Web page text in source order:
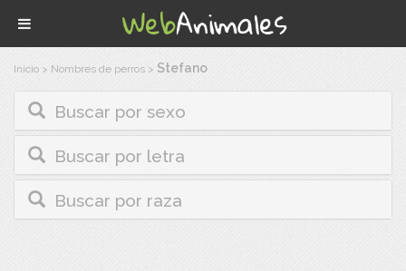
Inicio > Nombres de perros > Stefano
Buscar por sexo
Buscar por letra
Buscar por raza